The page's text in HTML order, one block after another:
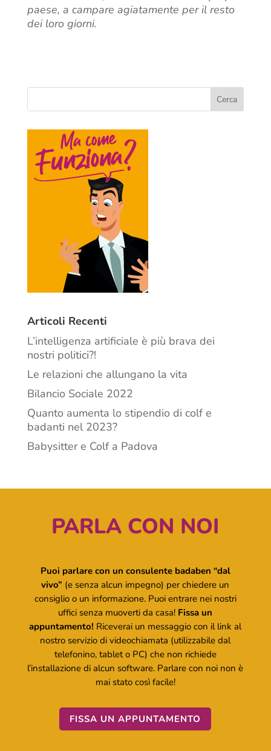
paese, a campare agiatamente per il resto
dei loro giorni.
Articoli Recenti
L’intelligenza artificiale è più brava dei
nostri politici?!
Le relazioni che allungano la vita
Bilancio Sociale 2022
Quanto aumenta lo stipendio di colf e
badanti nel 2023?
Babysitter e Colf a Padova
PARLA CON NOI
Puoi parlare con un consulente badaben “dal
vivo” (e senza alcun impegno) per chiedere un
consiglio o un informazione. Puoi entrare nei nostri
uffici senza muoverti da casa! Fissa un
appuntamento! Riceverai un messaggio con il link al
nostro servizio di videochiamata (utilizzabile dal
telefonino, tablet o PC) che non richiede
l’installazione di alcun software. Parlare con noi non è
mai stato così facile!
FISSA UN APPUNTAMENTO